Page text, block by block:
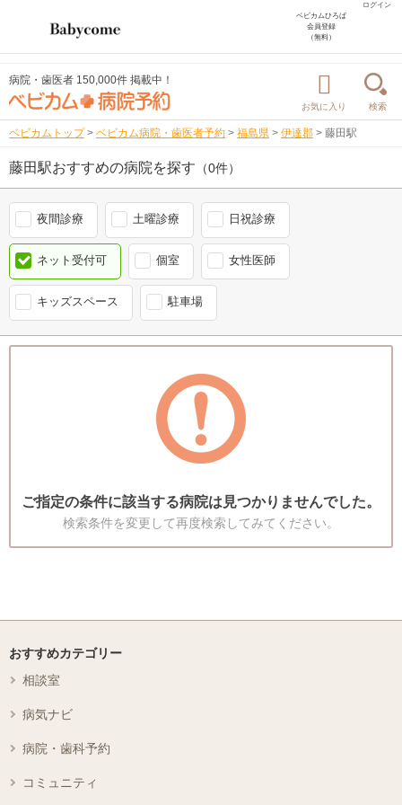
ログイン
ベビカムひろば
会員登録
（無料）
病院・歯医者 150,000件 掲載中！
お気に入り 検索
ベビカムトップ > ベビカム病院・歯医者予約 > 福島県 > 伊達郡 > 藤田駅
藤田駅おすすめの病院を探す （0件）
夜間診療 土曜診療 日祝診療
ネット受付可 個室 女性医師
キッズスペース 駐車場
ご指定の条件に該当する病院は見つかりませんでした。
検索条件を変更して再度検索してみてください。
おすすめカテゴリー
相談室
病気ナビ
病院・歯科予約
コミュニティ